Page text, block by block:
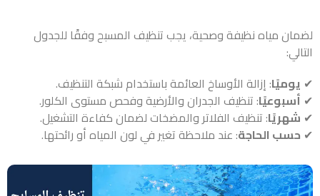
لضمان مياه نظيفة وصحية، يجب تنظيف المسبح وفقًا للجدول
التالي:
✔ يوميًا: إزالة الأوساخ العائمة باستخدام شبكة التنظيف.
✔ أسبوعيًا: تنظيف الجدران والأرضية وفحص مستوى الكلور.
✔ شهريًا: تنظيف الفلاتر والمضخات لضمان كفاءة التشغيل.
✔ حسب الحاجة: عند ملاحظة تغير في لون المياه أو رائحتها.